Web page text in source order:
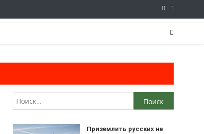
Найти:
Приземлить русских не